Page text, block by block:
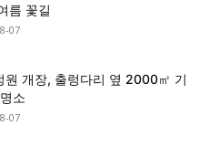
름 꽃길
07
원 개장, 출렁다리 옆 2000㎡ 기
소
07